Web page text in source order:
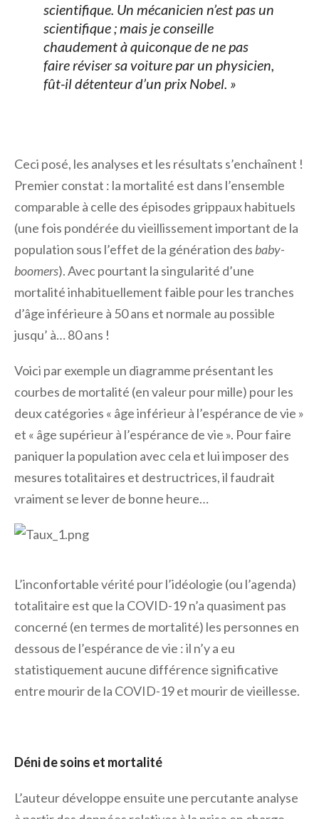
scientifique. Un mécanicien n’est pas un
scientifique ; mais je conseille
chaudement à quiconque de ne pas
faire réviser sa voiture par un physicien,
fût-il détenteur d’un prix Nobel. »
Ceci posé, les analyses et les résultats s’enchaînent !
Premier constat : la mortalité est dans l’ensemble
comparable à celle des épisodes grippaux habituels
(une fois pondérée du vieillissement important de la
population sous l’effet de la génération des baby-
boomers). Avec pourtant la singularité d’une
mortalité inhabituellement faible pour les tranches
d’âge inférieure à 50 ans et normale au possible
jusqu’ à… 80 ans !
Voici par exemple un diagramme présentant les
courbes de mortalité (en valeur pour mille) pour les
deux catégories « âge inférieur à l’espérance de vie »
et « âge supérieur à l’espérance de vie ». Pour faire
paniquer la population avec cela et lui imposer des
mesures totalitaires et destructrices, il faudrait
vraiment se lever de bonne heure…
L’inconfortable vérité pour l’idéologie (ou l’agenda)
totalitaire est que la COVID-19 n’a quasiment pas
concerné (en termes de mortalité) les personnes en
dessous de l’espérance de vie : il n’y a eu
statistiquement aucune différence significative
entre mourir de la COVID-19 et mourir de vieillesse.
Déni de soins et mortalité
L’auteur développe ensuite une percutante analyse